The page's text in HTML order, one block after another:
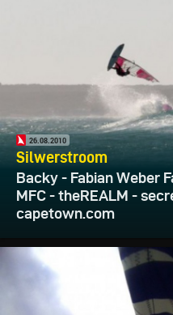
26.08.2010
Silwerstroom
Backy - Fabian Weber
MFC - theREALM -
capetown.com